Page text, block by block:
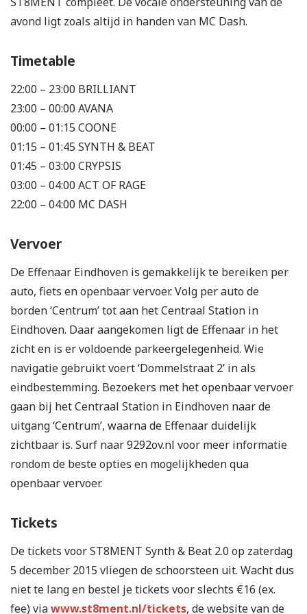
avond ligt zoals altijd in handen van MC Dash.
Timetable
22:00 – 23:00 BRILLIANT
23:00 – 00:00 AVANA
00:00 – 01:15 COONE
01:15 – 01:45 SYNTH & BEAT
01:45 – 03:00 CRYPSIS
03:00 – 04:00 ACT OF RAGE
22:00 – 04:00 MC DASH
Vervoer
De Effenaar Eindhoven is gemakkelijk te bereiken per
auto, fiets en openbaar vervoer. Volg per auto de
borden ‘Centrum’ tot aan het Centraal Station in
Eindhoven. Daar aangekomen ligt de Effenaar in het
zicht en is er voldoende parkeergelegenheid. Wie
navigatie gebruikt voert ‘Dommelstraat 2’ in als
eindbestemming. Bezoekers met het openbaar vervoer
gaan bij het Centraal Station in Eindhoven naar de
uitgang ‘Centrum’, waarna de Effenaar duidelijk
zichtbaar is. Surf naar 9292ov.nl voor meer informatie
rondom de beste opties en mogelijkheden qua
openbaar vervoer.
Tickets
De tickets voor ST8MENT Synth & Beat 2.0 op zaterdag
5 december 2015 vliegen de schoorsteen uit. Wacht dus
niet te lang en bestel je tickets voor slechts €16 (ex.
fee) viawww.st8ment.nl/tickets, de website van de